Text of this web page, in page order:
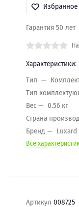
Избранное
Гарантия 50 лет
Характеристики:
Тип
Тип
Вес
0.56 кг
Страна
Бренд
Luxard
Все
Артикул 008725